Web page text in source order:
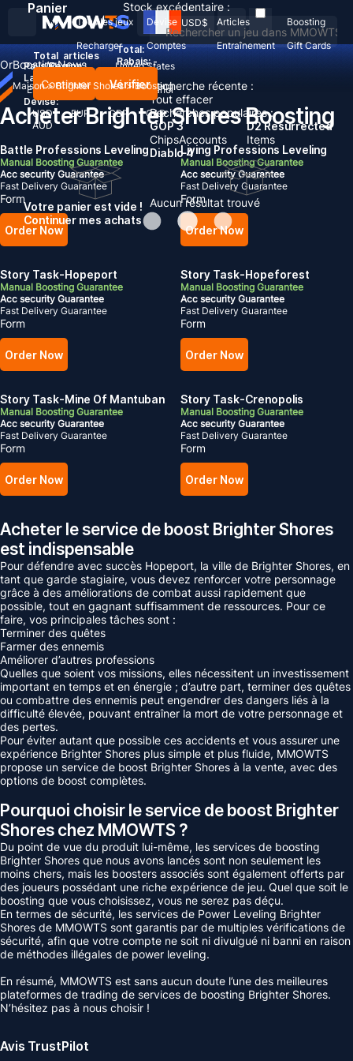
Recherche récente :
Tout effacer
Recherches populaires :
GOP 3
ChipsAccounts
D2 Resurrected
Items
Diablo 4
Aucun résultat trouvé
Tous les jeux Devise Articles
Boosting
Recharger
Comptes Entraînement Gift Cards
USD$
Pays/Région :
United States
Langue:
English DeutschFrançaisEspañol
Devise:
USD
EUR GBP
CAD
AUD
Panier
Total articles
Total:
Rabais: -
Continuer Vérifier
Votre panier est vide !
Continuer mes achats
Stock excédentaire :
OrBoostingNews
Maison > Brighter Shores> Boosting
Acheter Brighter Shores Boosting
Battle Professions Leveling
Manual Boosting Guarantee
Acc security Guarantee
Fast Delivery Guarantee
Form
Order Now
Living Professions Leveling
Manual Boosting Guarantee
Acc security Guarantee
Fast Delivery Guarantee
Form
Order Now
Story Task-Hopeport
Manual Boosting Guarantee
Acc security Guarantee
Fast Delivery Guarantee
Form
Order Now
Story Task-Hopeforest
Manual Boosting Guarantee
Acc security Guarantee
Fast Delivery Guarantee
Form
Order Now
Story Task-Mine Of Mantuban
Manual Boosting Guarantee
Acc security Guarantee
Fast Delivery Guarantee
Form
Order Now
Story Task-Crenopolis
Manual Boosting Guarantee
Acc security Guarantee
Fast Delivery Guarantee
Form
Order Now
Acheter le service de boost Brighter Shores
est indispensable
Pour défendre avec succès Hopeport, la ville de Brighter Shores, en
tant que garde stagiaire, vous devez renforcer votre personnage
grâce à des améliorations de combat aussi rapidement que
possible, tout en gagnant suffisamment de ressources. Pour ce
faire, vos principales tâches sont :
Terminer des quêtes
Farmer des ennemis
Améliorer d’autres professions
Quelles que soient vos missions, elles nécessitent un investissement
important en temps et en énergie ; d’autre part, terminer des quêtes
ou combattre des ennemis peut engendrer des dangers liés à la
difficulté élevée, pouvant entraîner la mort de votre personnage et
des pertes.
Pour éviter autant que possible ces accidents et vous assurer une
expérience Brighter Shores plus simple et plus fluide, MMOWTS
propose un service de boost Brighter Shores à la vente, avec des
options de boost complètes.
Pourquoi choisir le service de boost Brighter
Shores chez MMOWTS ?
Du point de vue du produit lui-même, les services de boosting
Brighter Shores que nous avons lancés sont non seulement les
moins chers, mais les boosters associés sont également offerts par
des joueurs possédant une riche expérience de jeu. Quel que soit le
boosting que vous choisissez, vous ne serez pas déçu.
En termes de sécurité, les services de Power Leveling Brighter
Shores de MMOWTS sont garantis par de multiples vérifications de
sécurité, afin que votre compte ne soit ni divulgué ni banni en raison
de méthodes illégales de power leveling.
En résumé, MMOWTS est sans aucun doute l’une des meilleures
plateformes de trading de services de boosting Brighter Shores.
N’hésitez pas à nous choisir !
Avis TrustPilot